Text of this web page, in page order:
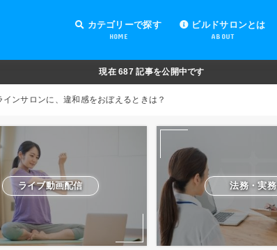
カテゴリーで探す
HOME
オンラインサロンの運営
オンラインサロンの集客
オンラインサロンの紹介
オンラインサロンの活用
法務・実務
ライブ動画配信
動画制作・編集
セキュリティ対策
Facebook運営
会費設定
オンラインサロンの開設準備
道具・機材紹介と解説
NFT
ビルドサロンとは
ABOUT
現在687 記事を公開中です
インサロンに、違和感をおぼえるときは？
ライブ動画配信 法務・実務